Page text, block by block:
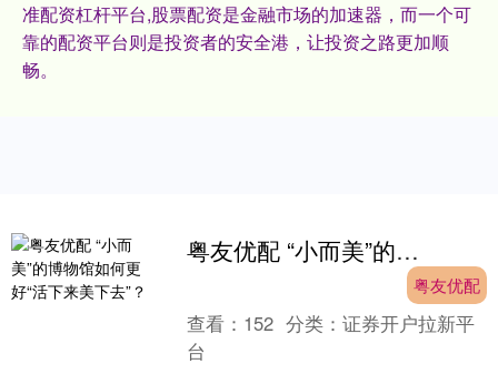
准配资杠杆平台,股票配资是金融市场的加速器，而一个可
靠的配资平台则是投资者的安全港，让投资之路更加顺
畅。
粤友优配 “小而美”的博物馆如何更好“活下来美下去”？
粤友优配
查看： 152 分类：证券开户拉新平
台